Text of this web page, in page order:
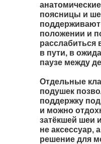
поясницы и
положении и
в пути, в
паузе между
Отдельные
подушек
поддержку
и можно
затёкшей шеи
не аксессуар,
решение для